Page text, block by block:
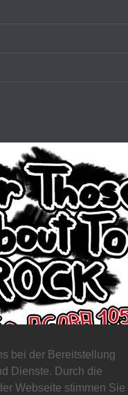
bei der Bereitstellung
Dienste. Durch die
Webseite stimmen Sie